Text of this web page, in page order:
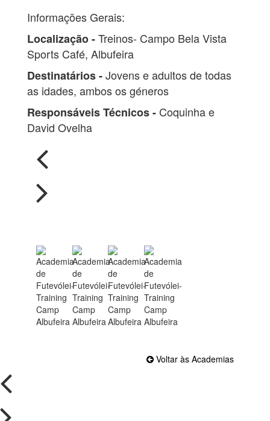
Informações Gerais:
Localização -Treinos- Campo Bela Vista
Sports Café, Albufeira
Destinatários -Jovens e adultos de todas
as idades, ambos os géneros
Responsáveis Técnicos - Coquinha e
David Ovelha
Voltar às Academias